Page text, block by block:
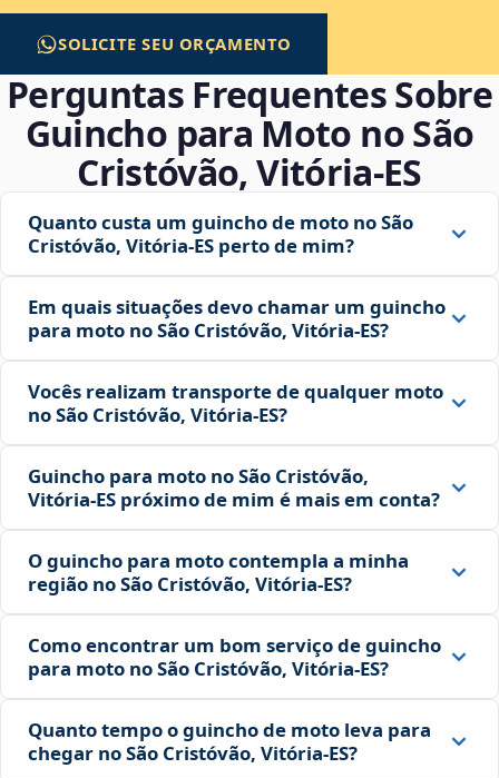
SOLICITE SEU ORÇAMENTO
Perguntas Frequentes Sobre
Guincho para Moto no São
Cristóvão, Vitória‑ES
Quanto custa um guincho de moto no São
Cristóvão, Vitória‑ES perto de mim?
Em quais situações devo chamar um guincho
para moto no São Cristóvão, Vitória‑ES?
Vocês realizam transporte de qualquer moto
no São Cristóvão, Vitória‑ES?
Guincho para moto no São Cristóvão,
Vitória‑ES próximo de mim é mais em conta?
O guincho para moto contempla a minha
região no São Cristóvão, Vitória‑ES?
Como encontrar um bom serviço de guincho
para moto no São Cristóvão, Vitória‑ES?
Quanto tempo o guincho de moto leva para
chegar no São Cristóvão, Vitória‑ES?